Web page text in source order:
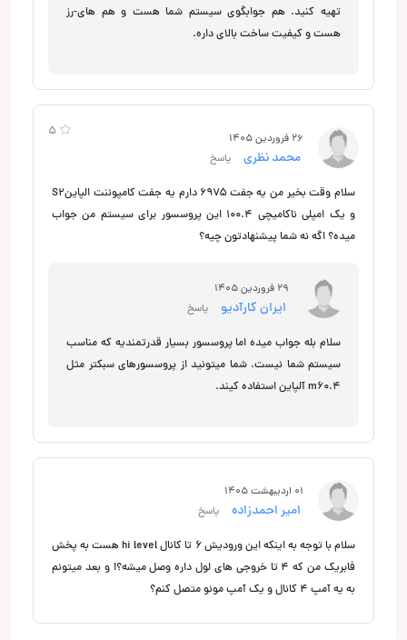
تهیه کنید. هم جوابگوی سیستم شما هست و هم های-رز
هست و کیفیت ساخت بالای داره.
5 26 فروردین 1405
محمد نظری پاسخ
سلام وقت بخیر من یه جفت ۶۹۷۵ دارم یه جفت کامپوننت الپاینS2
و یک امپلی ناکامیچی 100.4 این پروسسور برای سیستم من جواب
میده؟ اگه نه شما پیشنهادتون چیه؟
29 فروردین 1405
ایران کارآدیو پاسخ
سلام بله جواب میده اما پروسسور بسیار قدرتمندیه که مناسب
سیستم شما نیست. شما میتونید از پروسسورهای سبکتر مثل
m60.4 آلپاین استفاده کیند.
01 اردیبهشت 1405
امیر احمدزاده پاسخ
سلام با توجه به اینکه این ورودیش ۶ تا کانال hi level هست به پخش
فابریک من که ۴ تا خروجی های لول داره وصل میشه؟! و بعد میتونم
به یه آمپ ۴ کانال و یک آمپ مونو متصل کنم؟